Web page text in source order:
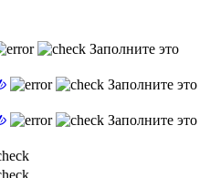
Заполните это
Заполните это
Заполните это